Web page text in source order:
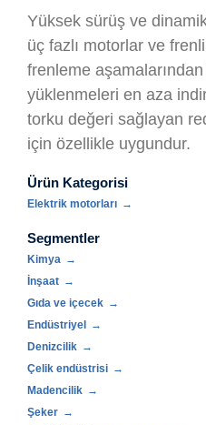
Yüksek sürüş ve
üç fazlı motorlar ve
frenleme
yüklenmeleri en aza
torku değeri sağlayan
için özellikle uygundur.
Ürün Kategorisi
Elektrik motorları
Segmentler
Kimya
İnşaat
Gıda ve içecek
Endüstriyel
Denizcilik
Çelik endüstrisi
Madencilik
Şeker